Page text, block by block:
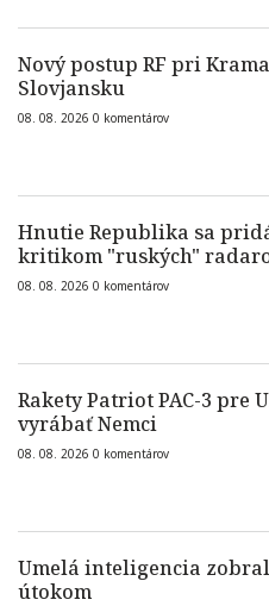
Nový postup RF pri
Slovjansku
08. 08. 2026 0 komentárov
Hnutie Republika sa
kritikom "ruských"
08. 08. 2026 0 komentárov
Rakety Patriot PAC-3 pre
vyrábať Nemci
08. 08. 2026 0 komentárov
Umelá inteligencia
útokom